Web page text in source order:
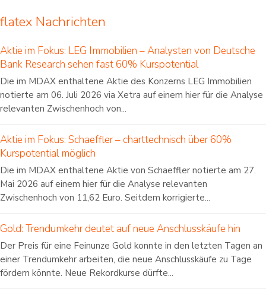
flatex Nachrichten
Aktie im Fokus: LEG Immobilien – Analysten von Deutsche
Bank Research sehen fast 60% Kurspotential
Die im MDAX enthaltene Aktie des Konzerns LEG Immobilien
notierte am 06. Juli 2026 via Xetra auf einem hier für die Analyse
relevanten Zwischenhoch von...
Aktie im Fokus: Schaeffler – charttechnisch über 60%
Kurspotential möglich
Die im MDAX enthaltene Aktie von Schaeffler notierte am 27.
Mai 2026 auf einem hier für die Analyse relevanten
Zwischenhoch von 11,62 Euro. Seitdem korrigierte...
Gold: Trendumkehr deutet auf neue Anschlusskäufe hin
Der Preis für eine Feinunze Gold konnte in den letzten Tagen an
einer Trendumkehr arbeiten, die neue Anschlusskäufe zu Tage
fördern könnte. Neue Rekordkurse dürfte...